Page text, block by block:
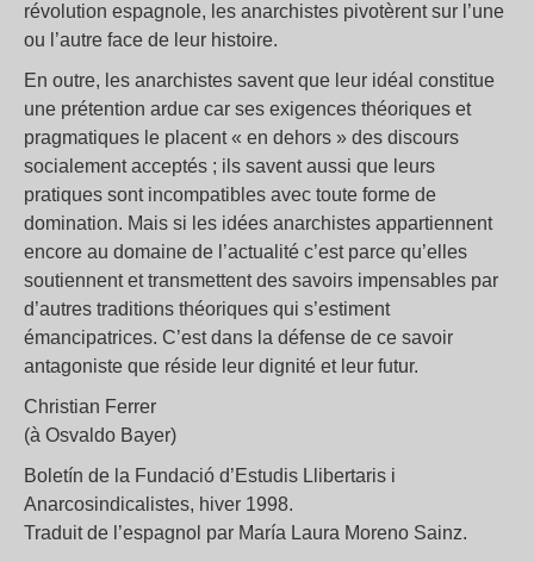
révolution espagnole, les anarchistes pivotèrent sur l’une
ou l’autre face de leur histoire.
En outre, les anarchistes savent que leur idéal constitue
une prétention ardue car ses exigences théoriques et
pragmatiques le placent « en dehors » des discours
socialement acceptés ; ils savent aussi que leurs
pratiques sont incompatibles avec toute forme de
domination. Mais si les idées anarchistes appartiennent
encore au domaine de l’actualité c’est parce qu’elles
soutiennent et transmettent des savoirs impensables par
d’autres traditions théoriques qui s’estiment
émancipatrices. C’est dans la défense de ce savoir
antagoniste que réside leur dignité et leur futur.
Christian Ferrer
(à Osvaldo Bayer)
Boletín de la Fundació d’Estudis Llibertaris i
Anarcosindicalistes, hiver 1998.
Traduit de l’espagnol par María Laura Moreno Sainz.